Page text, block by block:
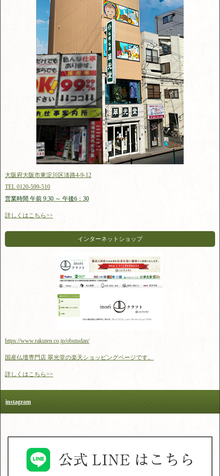
大阪府大阪市東淀川区淡路4-9-12
TEL 0120-599-510
営業時間 午前 9:30 ～ 午後6：30
詳しくはこちら>>
インターネットショップ
https://www.rakuten.co.jp/obutudan/
国産仏壇専門店 翠光堂の楽天ショッピングページです。
詳しくはこちら>>
instagram